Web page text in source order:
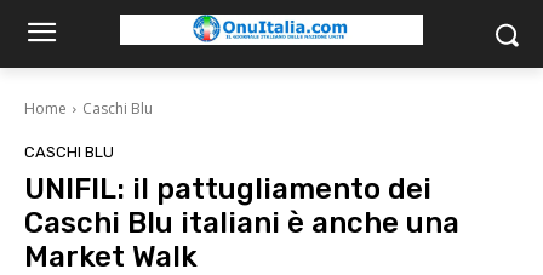
Home Caschi Blu
CASCHI BLU
UNIFIL: il pattugliamento dei
Caschi Blu italiani è anche una
Market Walk